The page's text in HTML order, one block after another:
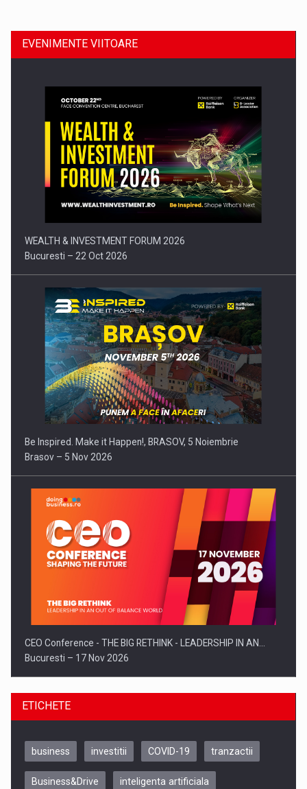
Comunicat de presa: Joburile part-time reincep sa intre pe…
EVENIMENTE VIITOARE
WEALTH & INVESTMENT FORUM 2026
Bucuresti – 22 Oct 2026
Be Inspired. Make it Happen!, BRASOV, 5 Noiembrie
Brasov – 5 Nov 2026
CEO Conference - THE BIG RETHINK - LEADERSHIP IN AN…
Bucuresti – 17 Nov 2026
ETICHETE
business investitii COVID-19 tranzactii
Business&Drive inteligenta artificiala